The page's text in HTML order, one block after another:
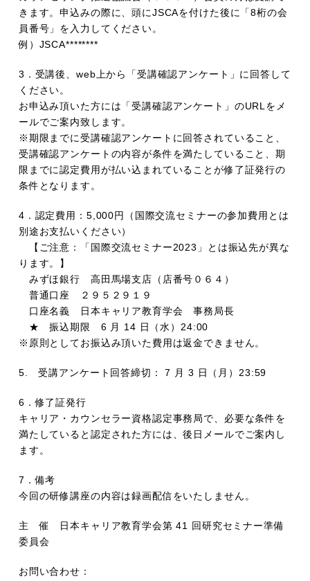
きます。申込みの際に、頭にJSCAを付けた後に「8桁の会
員番号」を入力してください。
例）JSCA********
3．受講後、web上から「受講確認アンケート」に回答して
ください。
お申込み頂いた方には「受講確認アンケート」のURLをメ
ールでご案内致します。
※期限までに受講確認アンケートに回答されていること、
受講確認アンケートの内容が条件を満たしていること、期
限までに認定費用が払い込まれていることが修了証発行の
条件となります。
4．認定費用：5,000円（国際交流セミナーの参加費用とは
別途お支払いください）
【ご注意：「国際交流セミナー2023」とは振込先が異な
ります。】
みずほ銀行 高田馬場支店（店番号０６４）
普通口座 ２９５２９１９
口座名義 日本キャリア教育学会 事務局長
★ 振込期限 6 月 14 日（水）24:00
※原則としてお振込み頂いた費用は返金できません。
5. 受講アンケート回答締切： 7 月 3 日（月）23:59
6．修了証発行
キャリア・カウンセラー資格認定事務局で、必要な条件を
満たしていると認定された方には、後日メールでご案内し
ます。
7．備考
今回の研修講座の内容は録画配信をいたしません。
主 催 日本キャリア教育学会第 41 回研究セミナー準備
委員会
お問い合わせ：